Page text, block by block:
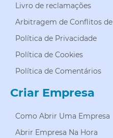
Livro de reclamações
Arbitragem de Conflitos
Política de Privacidade
Política de Cookies
Política de Comentários
Criar Empresa
Como Abrir Uma Empresa
Abrir Empresa Na Hora